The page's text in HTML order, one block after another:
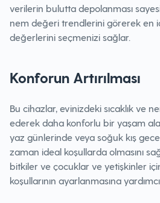
verilerin bulutta depolanması
nem değeri trendlerini görerek en
değerlerini seçmenizi sağlar.
Konforun Artırılması
Bu cihazlar, evinizdeki sıcaklık ve
ederek daha konforlu bir yaşam
yaz günlerinde veya soğuk kış
zaman ideal koşullarda olmasını
bitkiler ve çocuklar ve yetişkinler
koşullarının ayarlanmasına